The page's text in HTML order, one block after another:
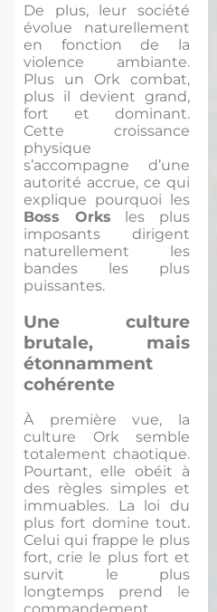
De plus, leur société
évolue naturellement
en fonction de la
violence ambiante.
Plus un Ork combat,
plus il devient grand,
fort et dominant.
Cette croissance
physique
s’accompagne d’une
autorité accrue, ce qui
explique pourquoi les
Boss Orks les plus
imposants dirigent
naturellement les
bandes les plus
puissantes.
Une culture
brutale, mais
étonnamment
cohérente
À première vue, la
culture Ork semble
totalement chaotique.
Pourtant, elle obéit à
des règles simples et
immuables. La loi du
plus fort domine tout.
Celui qui frappe le plus
fort, crie le plus fort et
survit le plus
longtemps prend le